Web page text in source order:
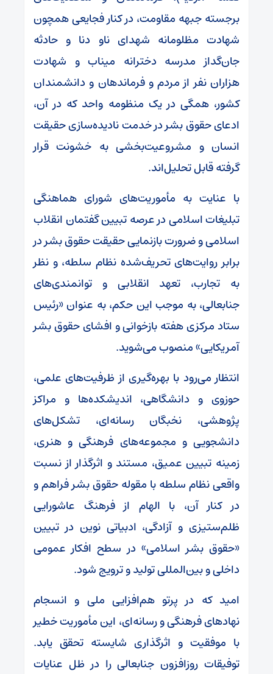
برجسته جبهه مقاومت، در کنار فجایعی همچون
شهادت مظلومانه شهدای ناو دنا و حادثه
جان‌گداز مدرسه دخترانه میناب و شهادت
هزاران نفر از مردم و فرماندهان و دانشمندان
کشور، همگی در یک منظومه واحد که در آن،
ادعای حقوق بشر در خدمت نادیده‌سازی حقیقت
انسان و مشروعیت‌بخشی به خشونت قرار
گرفته قابل تحلیل‌اند.
با عنایت به مأموریت‌های شورای هماهنگی
تبلیغات اسلامی در عرصه تبیین گفتمان انقلاب
اسلامی و ضرورت بازنمایی حقیقت حقوق بشر در
برابر روایت‌های تحریف‌شده نظام سلطه، و نظر
به تجارب، تعهد انقلابی و توانمندی‌های
جنابعالی، به موجب این حکم، به عنوان «رئیس
ستاد مرکزی هفته بازخوانی و افشای حقوق بشر
آمریکایی» منصوب می‌شوید.
انتظار می‌رود با بهره‌گیری از ظرفیت‌های علمی،
حوزوی و دانشگاهی، اندیشکده‌ها و مراکز
پژوهشی، نخبگان رسانه‌ای، تشکل‌های
دانشجویی و مجموعه‌های فرهنگی و هنری،
زمینه تبیین عمیق، مستند و اثرگذار از نسبت
واقعی نظام سلطه با مقوله حقوق بشر فراهم و
در کنار آن، با الهام از فرهنگ عاشورایی
ظلم‌ستیزی و آزادگی، ادبیاتی نوین در تبیین
«حقوق بشر اسلامی» در سطح افکار عمومی
داخلی و بین‌المللی تولید و ترویج شود.
امید که در پرتو هم‌افزایی ملی و انسجام
نهادهای فرهنگی و رسانه‌ای، این مأموریت خطیر
با موفقیت و اثرگذاری شایسته تحقق یابد.
توفیقات روزافزون جنابعالی را در ظل عنایات